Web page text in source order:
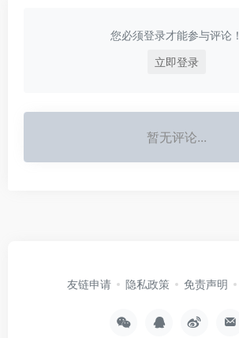
您必须登录才能参与评论！
立即登录
暂无评论...
友链申请 隐私政策 免责声明